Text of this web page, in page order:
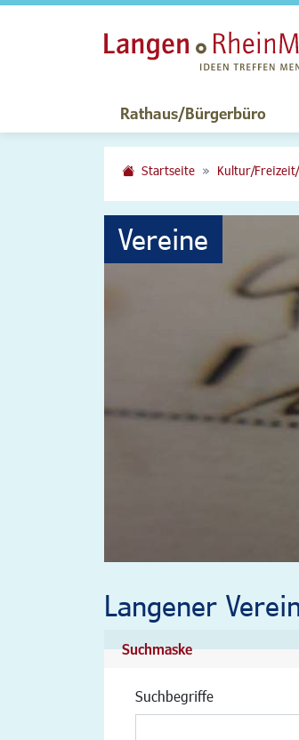
Rathaus/Bürgerbüro
Startseite Kultur/
Vereine
Langener
Suchmaske
Suchbegriffe